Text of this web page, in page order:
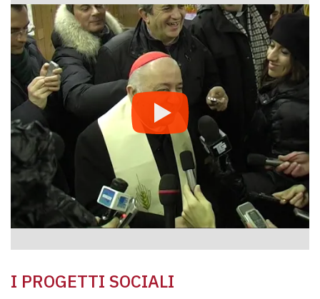
I PROGETTI SOCIALI